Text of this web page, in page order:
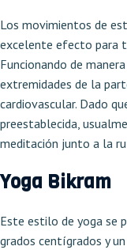
Los movimientos de
excelente efecto para
Funcionando de
extremidades de la
cardiovascular. Dado
preestablecida,
meditación junto a la
Yoga Bikram
Este estilo de yoga se
grados centígrados y